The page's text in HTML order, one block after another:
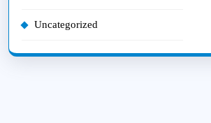
Uncategorized